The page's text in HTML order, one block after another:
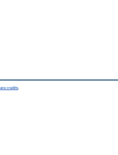
credits